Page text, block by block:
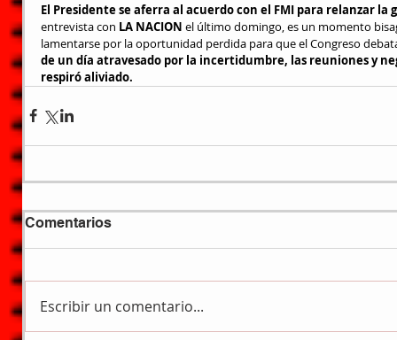
El Presidente se aferra al acuerdo con el FMI para relanzar la
entrevista con LA NACION el último domingo, es un momento
lamentarse por la oportunidad perdida para que el Congreso
de un día atravesado por la incertidumbre, las reuniones y
respiró aliviado.
Comentarios
Escribir un comentario...